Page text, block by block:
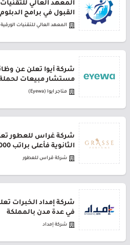
المعهد العالي
القبول في برامج الدبلوم
المعهد العالي للتقنيات
شركة أيوا تعلن عن
مستشار مبيعات لحملة
متاجر ايوا (Eyewa)
شركة غراس للعطور
الثانوية فأعلى براتب 5,000 ريال
شركة قراس للعطور
شركة إمداد الخبرات
في عدة مدن بالمملكة
شركة إمداد